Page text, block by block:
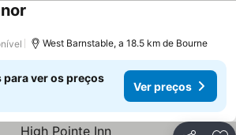
West Barnstable, a 18.5 km de Bourne
para ver os preços
Ver preços